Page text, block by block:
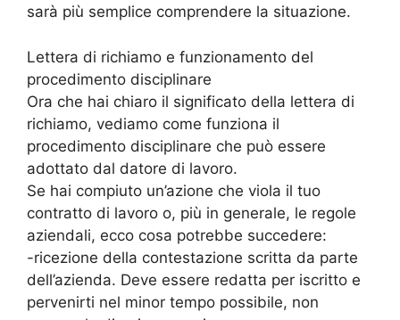
sarà più semplice comprendere la situazione.
Lettera di richiamo e funzionamento del
procedimento disciplinare
Ora che hai chiaro il significato della lettera di
richiamo, vediamo come funziona il
procedimento disciplinare che può essere
adottato dal datore di lavoro.
Se hai compiuto un’azione che viola il tuo
contratto di lavoro o, più in generale, le regole
aziendali, ecco cosa potrebbe succedere:
-ricezione della contestazione scritta da parte
dell’azienda. Deve essere redatta per iscritto e
pervenirti nel minor tempo possibile, non